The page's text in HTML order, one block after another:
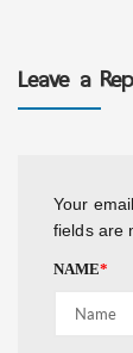
Leave a
Your
fields are
NAME*